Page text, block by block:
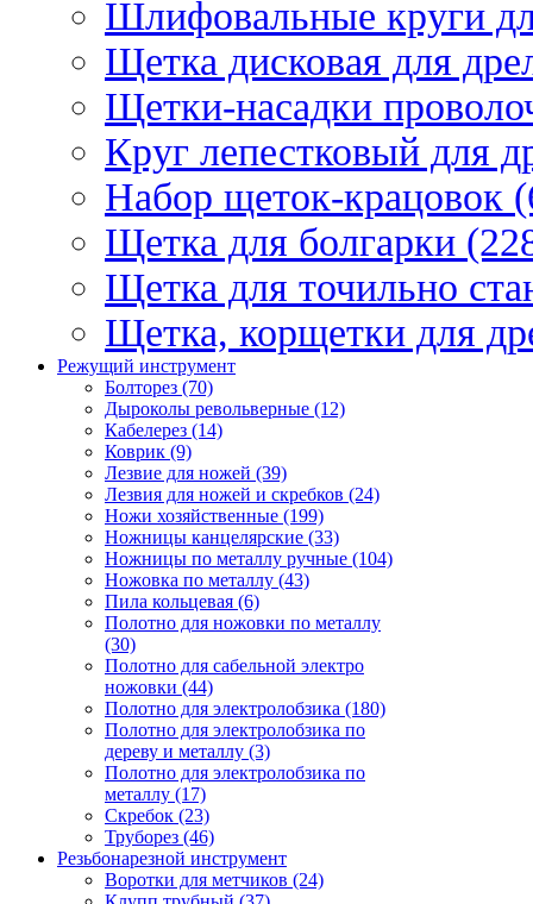
Шлифовальные круги
Щетка дисковая для
Щетки-насадки
Круг лепестковый для
Набор щеток-крацовок
Щетка для болгарки
Щетка для точильно
Щетка, корщетки для
Режущий инструмент
Болторез (70)
Дыроколы револьверные (12)
Кабелерез (14)
Коврик (9)
Лезвие для ножей (39)
Лезвия для ножей и скребков (24)
Ножи хозяйственные (199)
Ножницы канцелярские (33)
Ножницы по металлу ручные (104)
Ножовка по металлу (43)
Пила кольцевая (6)
Полотно для ножовки по металлу
(30)
Полотно для сабельной электро
ножовки (44)
Полотно для электролобзика (180)
Полотно для электролобзика по
дереву и металлу (3)
Полотно для электролобзика по
металлу (17)
Скребок (23)
Труборез (46)
Резьбонарезной инструмент
Воротки для метчиков (24)